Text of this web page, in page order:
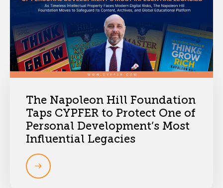
The Napoleon Hill Foundation
Taps CYPFER to Protect One of
Personal Development’s Most
Influential Legacies